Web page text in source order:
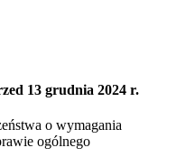
13 grudnia 2024 r.
o wymagania
ogólnego